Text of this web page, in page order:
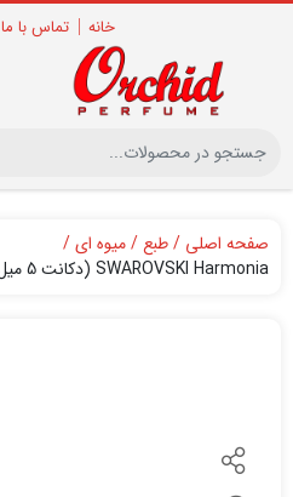
خانه تماس با ما
صفحه اصلی طبع
میوه ای
SWAROVSKI Harmonia (دکانت 5 میل)